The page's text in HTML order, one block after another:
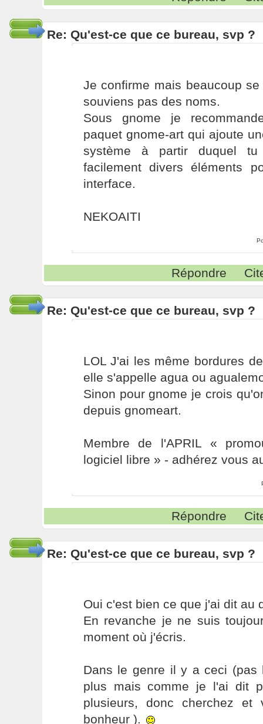
Re: Qu'est-ce que ce bureau, svp ?
Je confirme mais beaucoup
souviens pas des noms.
Sous gnome je
paquet gnome-art qui ajoute
système à partir duquel tu
facilement divers éléments
interface.
NEKOAITI
Répondre
Re: Qu'est-ce que ce bureau, svp ?
LOL J'ai les même bordures
elle s'appelle agua ou
Sinon pour gnome je crois
depuis gnomeart.
Membre de l'APRIL «
logiciel libre » - adhérez vous
Répondre
Re: Qu'est-ce que ce bureau, svp ?
Oui c'est bien ce que j'ai dit au
En revanche je ne suis
moment où j'écris.
Dans le genre il y a ceci (pas
plus mais comme je l'ai dit
plusieurs, donc cherchez et
bonheur ).